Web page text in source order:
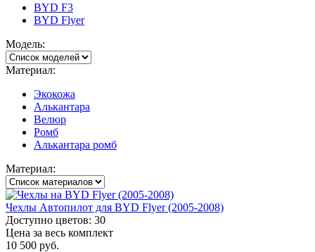
BYD F3
BYD Flyer
Модель:
Материал:
Экокожа
Алькантара
Велюр
Ромб
Алькантара ромб
Материал:
Чехлы Автопилот для BYD Flyer (2005-2008)
Доступно цветов: 30
Цена за весь комплект
10 500 руб.